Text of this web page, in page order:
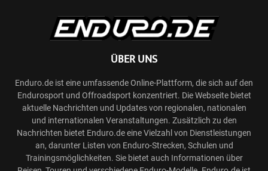
ÜBER UNS
Enduro.de ist eine umfassende Online-Plattform, die sich auf den
Endurosport und Offroadsport konzentriert. Die Webseite bietet
aktuelle Nachrichten und Updates von regionalen, nationalen
und internationalen Veranstaltungen. Zusätzlich zu den
Nachrichten bietet Enduro.de eine Vielzahl von Dienstleistungen
an, darunter Listen von Enduro-Strecken, Schulen und
Trainingsmöglichkeiten. Sie bietet auch Informationen über